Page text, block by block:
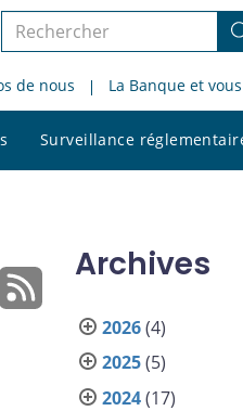
Rechercher
le
site
de nous La Banque et vous
Surveillance
Archives
2026(4)
2025(5)
2024(17)